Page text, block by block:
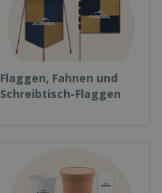
Flaggen, Fahnen und
Schreibtisch-Flaggen